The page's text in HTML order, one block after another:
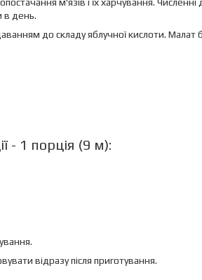
в день.
до складу яблучної кислоти.
- 1 порція (9 м):
відразу після приготування.